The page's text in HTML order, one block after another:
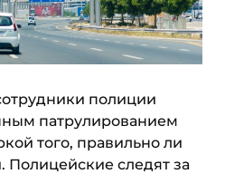
полиции
патрулированием
того, правильно ли
Полицейские следят за